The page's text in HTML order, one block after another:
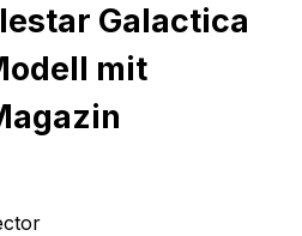
Galactica
mit